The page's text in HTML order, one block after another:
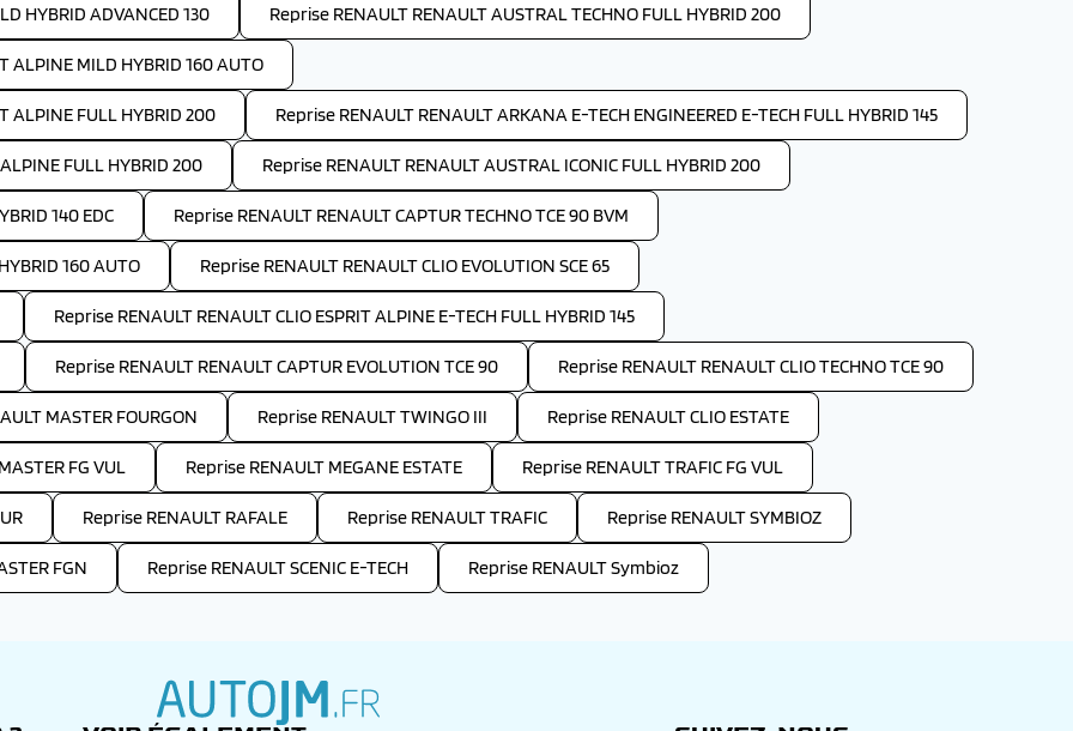
HYBRID ADVANCED 130 Reprise RENAULT RENAULT AUSTRAL TECHNO FULL HYBRID 200
ALPINE MILD HYBRID 160 AUTO
ALPINE FULL HYBRID 200 Reprise RENAULT RENAULT ARKANA E-TECH ENGINEERED E-TECH FULL HYBRID 145
FULL HYBRID 200 Reprise RENAULT RENAULT AUSTRAL ICONIC FULL HYBRID 200
140 EDC Reprise RENAULT RENAULT CAPTUR TECHNO TCE 90 BVM
160 AUTO Reprise RENAULT RENAULT CLIO EVOLUTION SCE 65
Reprise RENAULT RENAULT CLIO ESPRIT ALPINE E-TECH FULL HYBRID 145
Reprise RENAULT RENAULT CAPTUR EVOLUTION TCE 90 Reprise RENAULT RENAULT CLIO TECHNO TCE 90
MASTER FOURGON Reprise RENAULT TWINGO III Reprise RENAULT CLIO ESTATE
FG VUL Reprise RENAULT MEGANE ESTATE Reprise RENAULT TRAFIC FG VUL
Reprise RENAULT RAFALE Reprise RENAULT TRAFIC Reprise RENAULT SYMBIOZ
FGN Reprise RENAULT SCENIC E-TECH Reprise RENAULT Symbioz